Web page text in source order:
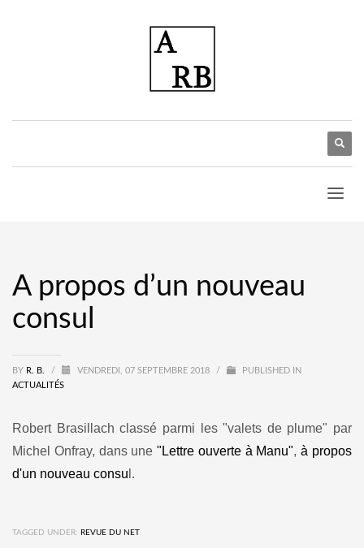
A propos d’un nouveau
consul
BY R. B. / VENDREDI, 07 SEPTEMBRE 2018 /
PUBLISHED IN
ACTUALITÉS
Robert Brasillach classé parmi les "valets de plume" par
Michel Onfray, dans une"Lettre ouverte à Manu",à propos
d'un nouveau consu l.
TAGGED UNDER: REVUE DU NET